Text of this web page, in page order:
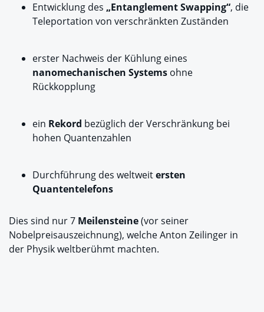
Entwicklung des „Entanglement Swapping“, die
Teleportation von verschränkten Zuständen
erster Nachweis der Kühlung eines
nanomechanischen Systems ohne
Rückkopplung
ein Rekord bezüglich der Verschränkung bei
hohen Quantenzahlen
Durchführung des weltweitersten
Quantentelefons
Dies sind nur 7 Meilensteine(vor seiner
Nobelpreisauszeichnung), welche Anton Zeilinger in
der Physik weltberühmt machten.